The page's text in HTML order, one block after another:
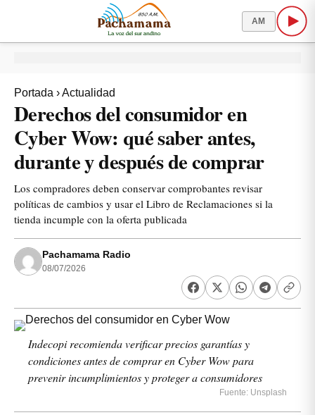
AM
Portada ›Actualidad
Derechos del consumidor en
Cyber Wow: qué saber antes,
durante y después de comprar
Los compradores deben conservar comprobantes revisar
políticas de cambios y usar el Libro de Reclamaciones si la
tienda incumple con la oferta publicada
Pachamama Radio
08/07/2026
Indecopi recomienda verificar precios garantías y
condiciones antes de comprar en Cyber Wow para
prevenir incumplimientos y proteger a consumidores
Fuente: Unsplash